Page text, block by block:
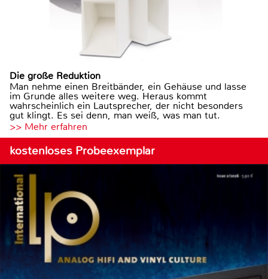
Die große Reduktion
Man nehme einen Breitbänder, ein Gehäuse und lasse
im Grunde alles weitere weg. Heraus kommt
wahrscheinlich ein Lautsprecher, der nicht besonders
gut klingt. Es sei denn, man weiß, was man tut.
>> Mehr erfahren
kostenloses Probeexemplar